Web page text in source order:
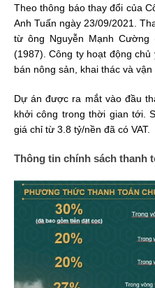
Theo thông báo thay đổi của
Anh Tuấn ngày 23/09/2021.
từ ông Nguyễn Mạnh Cường
(1987). Công ty hoạt động
bán nông sản, khai thác và
Dự án được ra mắt vào đầu
khởi công trong thời gian tới.
giá chỉ từ 3.8 tỷ/nền đã có VAT.
Thông tin chính sách thanh